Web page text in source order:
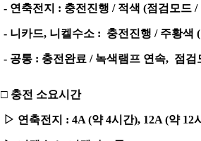
- 연축전지 : 충전진행 / 적색 (점검모드
- 니카드, 니켈수소 : 충전진행 / 주황색
- 공통 : 충전완료 / 녹색램프 연속, 점검
□ 충전 소요시간
▷ 연축전지 : 4A (약 4시간), 12A (약 12